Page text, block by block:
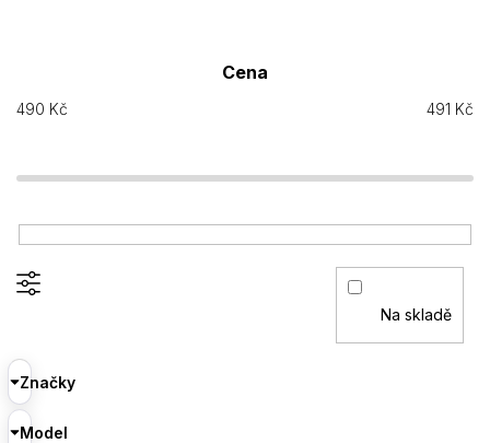
Cena
490 Kč 491 Kč
Na skladě
Značky
Model